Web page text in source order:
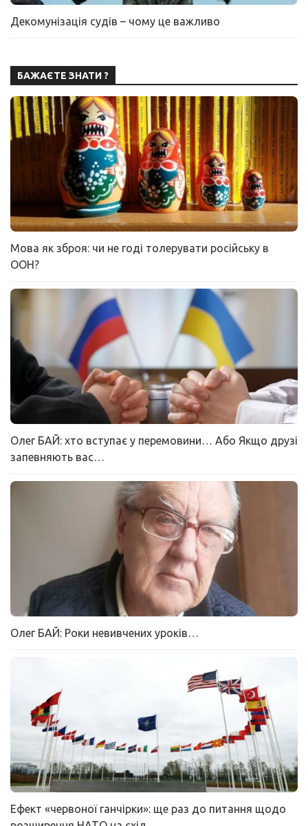
Декомунізація судів – чому це важливо
БАЖАЄТЕ ЗНАТИ ?
Мова як зброя: чи не годі толерувати російську в
ООН?
Олег БАЙ: хто вступає у перемовини… Або Якщо друзі
запевняють вас…
Олег БАЙ: Роки невивчених уроків…
Ефект «червоної ганчірки»: ще раз до питання щодо